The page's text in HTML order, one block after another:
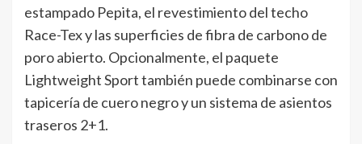
estampado Pepita, el revestimiento del techo
Race-Tex y las superficies de fibra de carbono de
poro abierto. Opcionalmente, el paquete
Lightweight Sport también puede combinarse con
tapicería de cuero negro y un sistema de asientos
traseros 2+1.